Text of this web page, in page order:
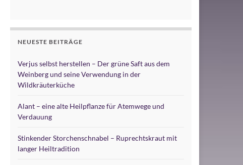
NEUESTE BEITRÄGE
Verjus selbst herstellen – Der grüne Saft aus dem
Weinberg und seine Verwendung in der
Wildkräuterküche
Alant – eine alte Heilpflanze für Atemwege und
Verdauung
Stinkender Storchenschnabel – Ruprechtskraut mit
langer Heiltradition